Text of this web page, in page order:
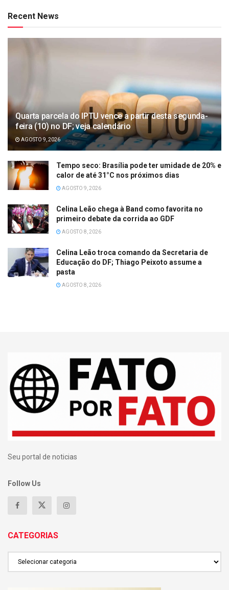
Recent News
Quarta parcela do IPTU vence a partir desta segunda-
feira (10) no DF; veja calendário
AGOSTO 9, 2026
Tempo seco: Brasília pode ter umidade de 20% e
calor de até 31°C nos próximos dias
AGOSTO 9, 2026
Celina Leão chega à Band como favorita no
primeiro debate da corrida ao GDF
AGOSTO 8, 2026
Celina Leão troca comando da Secretaria de
Educação do DF; Thiago Peixoto assume a
pasta
AGOSTO 8, 2026
Seu portal de noticias
Follow Us
CATEGORIAS